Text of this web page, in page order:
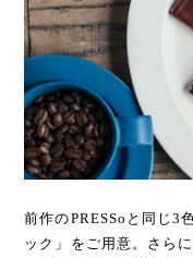
前作のPRESSoと同じ3
ック」をご用意。さら